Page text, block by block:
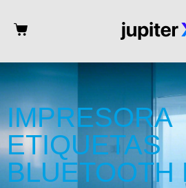
IMPRESORA
ETIQUETAS
BLUETOOTH